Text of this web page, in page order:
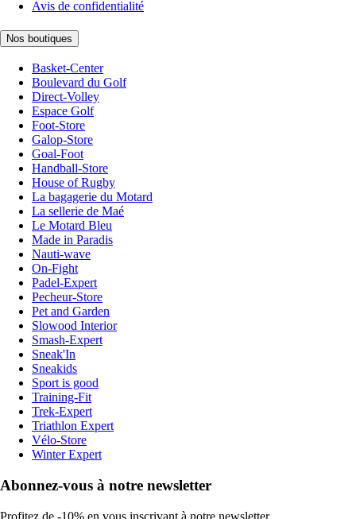
Avis de confidentialité
Nos boutiques
Basket-Center
Boulevard du Golf
Direct-Volley
Espace Golf
Foot-Store
Galop-Store
Goal-Foot
Handball-Store
House of Rugby
La bagagerie du Motard
La sellerie de Maé
Le Motard Bleu
Made in Paradis
Nauti-wave
On-Fight
Padel-Expert
Pecheur-Store
Pet and Garden
Slowood Interior
Smash-Expert
Sneak'In
Sneakids
Sport is good
Training-Fit
Trek-Expert
Triathlon Expert
Vélo-Store
Winter Expert
Abonnez-vous à notre newsletter
Profitez de -10% en vous inscrivant à notre newsletter